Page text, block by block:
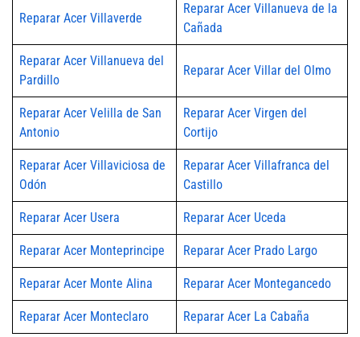
Reparar Acer Villaverde
Reparar Acer Villanueva de la
Cañada
Reparar Acer Villanueva del
Pardillo
Reparar Acer Villar del Olmo
Reparar Acer Velilla de San
Antonio
Reparar Acer Virgen del
Cortijo
Reparar Acer Villaviciosa de
Odón
Reparar Acer Villafranca del
Castillo
Reparar Acer Usera Reparar Acer Uceda
Reparar Acer Monteprincipe Reparar Acer Prado Largo
Reparar Acer Monte Alina Reparar Acer Montegancedo
Reparar Acer Monteclaro Reparar Acer La Cabaña